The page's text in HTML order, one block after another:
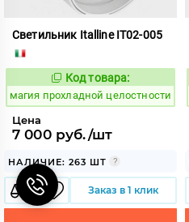
Светильник Italline IT02-005
Код:
915493
Код товара:
магия прохладной целостности
Цена
7 000 руб./шт
НАЛИЧИЕ: 263 ШТ
Заказ в 1 клик